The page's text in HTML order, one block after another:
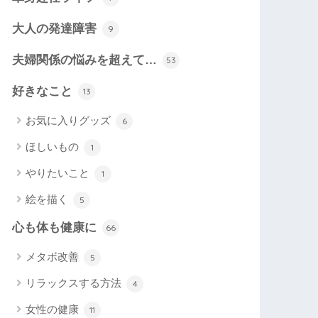
大人の発達障害 9
夫婦関係の悩みを超えて… 53
好きなこと 13
お気に入りグッズ 6
ほしいもの 1
やりたいこと 1
絵を描く 5
心も体も健康に 66
メタボ改善 5
リラックスする方法 4
女性の健康 11